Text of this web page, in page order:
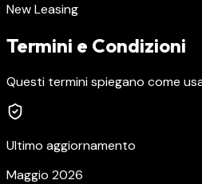
New Leasing
Termini e Condizioni
Questi termini spiegano come
Ultimo aggiornamento
Maggio 2026